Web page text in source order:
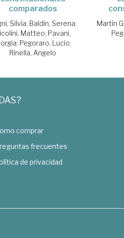
comparados
Silvia; Baldin, Serena;
Matteo; Pavani,
; Pegoraro, Lucio;
Rinella, Angelo
Martín
comprar
frecuentes
de privacidad